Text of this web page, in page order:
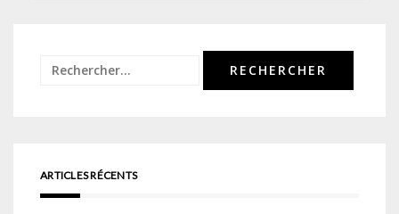
Rechercher :
ARTICLES RÉCENTS